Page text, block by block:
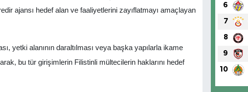
ajansı hedef alan ve faaliyetlerini zayıflatmayı amaçlayan
yetki alanının daraltılması veya başka yapılarla ikame
bu tür girişimlerin Filistinli mültecilerin haklarını hedef
6
7
8
9
10